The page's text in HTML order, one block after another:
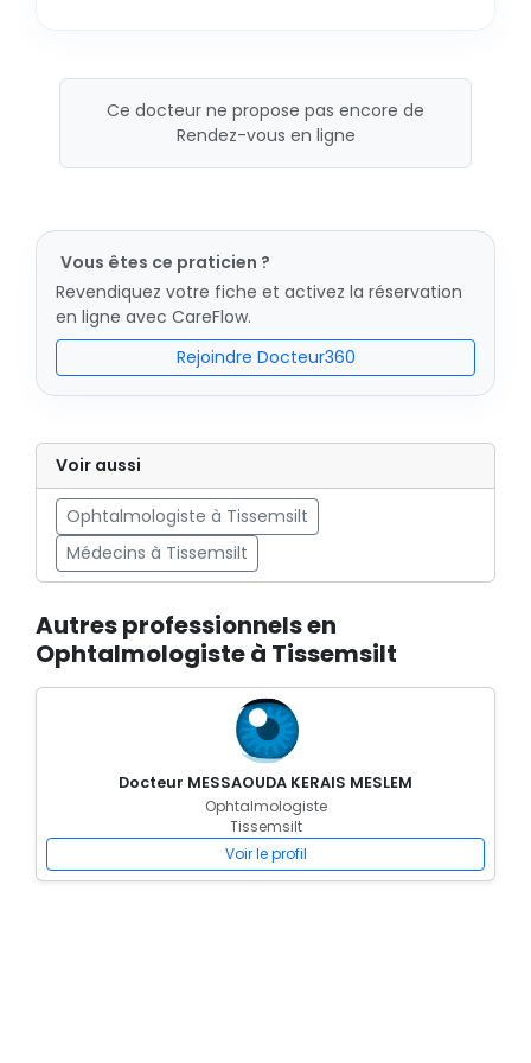
Ce docteur ne propose pas encore de
Rendez-vous en ligne
Vous êtes ce praticien ?
Revendiquez votre fiche et activez la réservation
en ligne avec CareFlow.
Rejoindre Docteur360
Voir aussi
Ophtalmologiste à Tissemsilt
Médecins à Tissemsilt
Autres professionnels en
Ophtalmologiste à Tissemsilt
Docteur MESSAOUDA KERAIS MESLEM
Ophtalmologiste
Tissemsilt
Voir le profil